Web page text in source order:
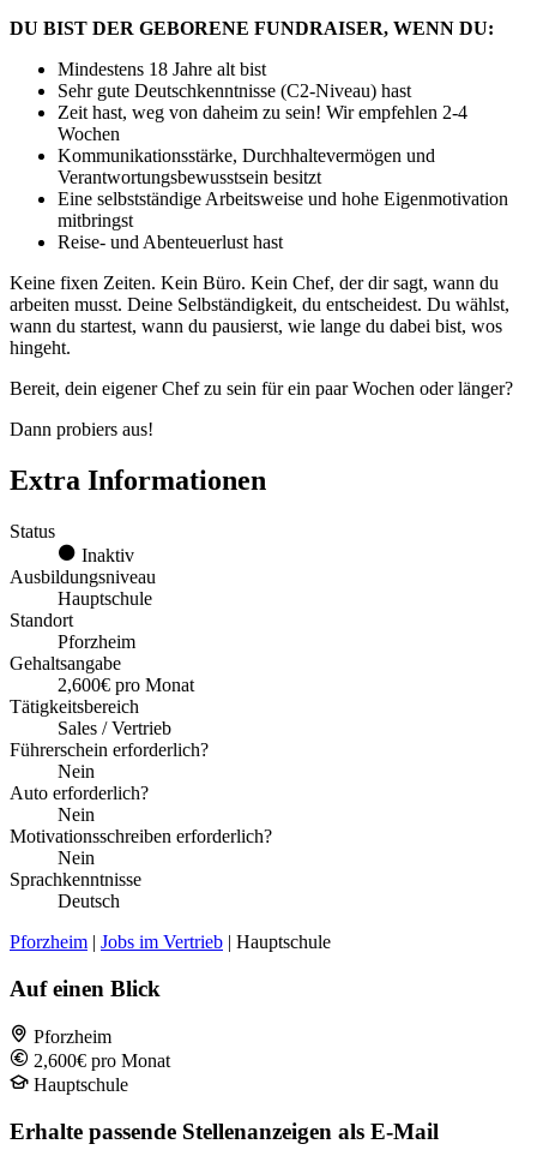
DU BIST DER GEBORENE FUNDRAISER, WENN DU:
Mindestens 18 Jahre alt bist
Sehr gute Deutschkenntnisse (C2-Niveau) hast
Zeit hast, weg von daheim zu sein! Wir empfehlen 2-4
Wochen
Kommunikationsstärke, Durchhaltevermögen und
Verantwortungsbewusstsein besitzt
Eine selbstständige Arbeitsweise und hohe Eigenmotivation
mitbringst
Reise- und Abenteuerlust hast
Keine fixen Zeiten. Kein Büro. Kein Chef, der dir sagt, wann du
arbeiten musst. Deine Selbständigkeit, du entscheidest. Du wählst,
wann du startest, wann du pausierst, wie lange du dabei bist, wos
hingeht.
Bereit, dein eigener Chef zu sein für ein paar Wochen oder länger?
Dann probiers aus!
Extra Informationen
Status
Inaktiv
Ausbildungsniveau
Hauptschule
Standort
Pforzheim
Gehaltsangabe
2,600€ pro Monat
Tätigkeitsbereich
Sales / Vertrieb
Führerschein erforderlich?
Nein
Auto erforderlich?
Nein
Motivationsschreiben erforderlich?
Nein
Sprachkenntnisse
Deutsch
Pforzheim | Jobs im Vertrieb | Hauptschule
Auf einen Blick
Pforzheim
2,600€ pro Monat
Hauptschule
Erhalte passende Stellenanzeigen als E-Mail